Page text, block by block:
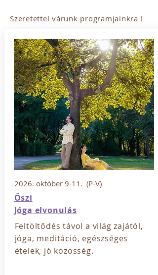
Szeretettel várunk programjainkra !
2026. október 9-11. (P-V)
Őszi
Jóga elvonulás
Feltöltődés távol a világ zajától,
jóga, meditáció, egészséges
ételek, jó közösség.